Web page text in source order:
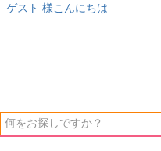
ゲスト 様こんにちは